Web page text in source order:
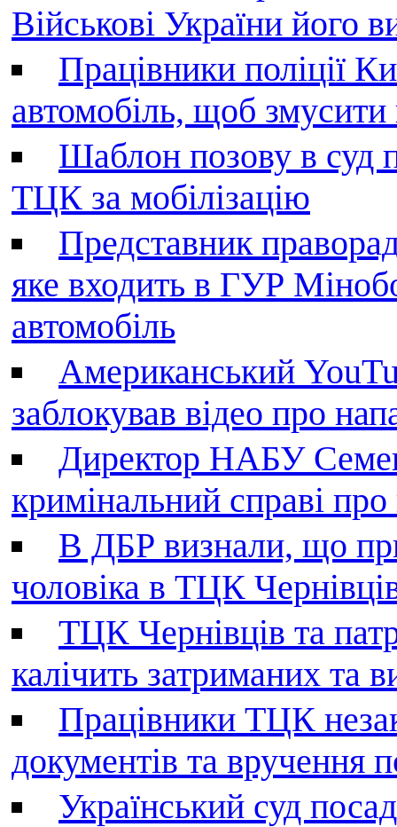
Військові України його
Працівники поліції
автомобіль, щоб
Шаблон позову в суд
ТЦК за мобілізацію
Представник
яке входить в ГУР
автомобіль
Американський
заблокував відео про
Директор НАБУ
кримінальний справі
В ДБР визнали, що
чоловіка в ТЦК Чернівців
ТЦК Чернівців та
калічить затриманих та
Працівники ТЦК
документів та вручення
Український суд